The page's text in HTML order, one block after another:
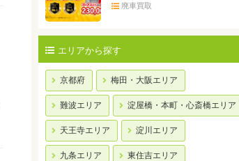
廃車買取
エリアから探す
京都府 梅田・大阪エリア
難波エリア 淀屋橋・本町・心斎橋エリア
天王寺エリア 淀川エリア
九条エリア 東住吉エリア